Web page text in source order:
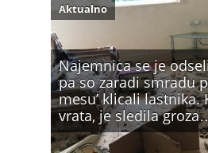
Najemnica se je
pa so zaradi smradu
mesu’ klicali lastnika.
vrata, je sledila
Aktualno